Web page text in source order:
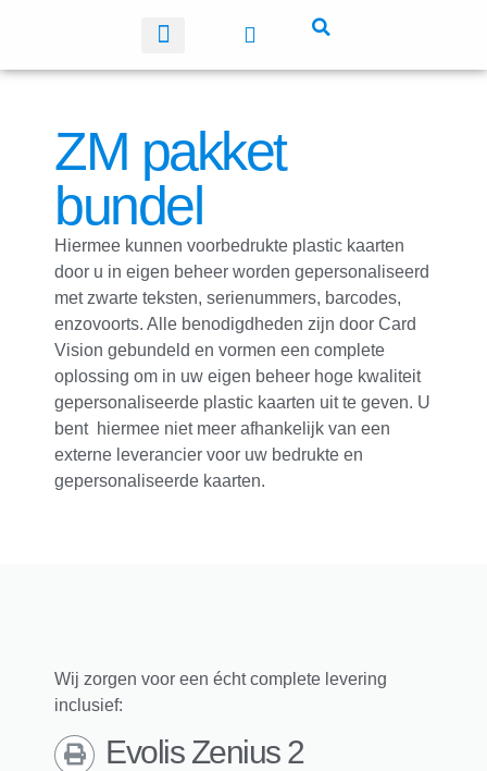
ZM pakket
bundel
Hiermee kunnen voorbedrukte plastic kaarten
door u in eigen beheer worden gepersonaliseerd
met zwarte teksten, serienummers, barcodes,
enzovoorts. Alle benodigdheden zijn door Card
Vision gebundeld en vormen een complete
oplossing om in uw eigen beheer hoge kwaliteit
gepersonaliseerde plastic kaarten uit te geven. U
bent hiermee niet meer afhankelijk van een
externe leverancier voor uw bedrukte en
gepersonaliseerde kaarten.
Wij zorgen voor een écht complete levering
inclusief:
Evolis Zenius 2